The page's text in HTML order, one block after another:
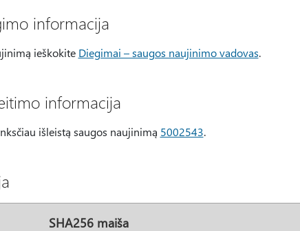
informacija
ieškokite Diegimai – saugos naujinimo vadovas.
informacija
išleistą saugos naujinimą 5002543.
SHA256 maiša